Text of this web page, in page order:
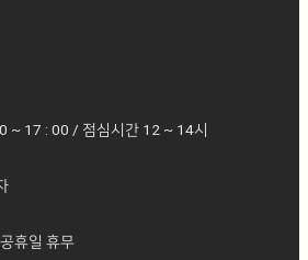
~ 17 : 00 / 점심시간 12 ~ 14시
휴일 휴무